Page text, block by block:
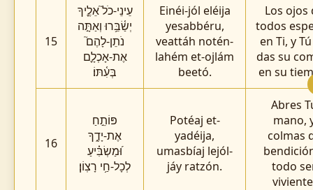
15
עֵינֵי-כֹל֮ אֵלֶ֪יךָ
יְשַׂ֫בֵּ֥רוּ וְאַתָּ֣ה
נֹתֵן-לָהֶם֮
אֶת-אָכְלָ֪ם
בְּעִ֫תּוֹ׃
Einéi-jól eléija
yesabbéru,
veattáh notén-
lahém et-ojlám
beetó.
Los ojos
todos
en Ti, y
das su
en su
16
פּוֹתֵ֣חַ
אֶת-יָדֶ֑ךָ
וּ֝מַשְׂבִּ֗יעַ
לְכָל-חַ֥י רָצֽוֹן׃
Potéaj et-
yadéija,
umasbíaj lejól-
jáy ratzón.
Abres
mano,
colmas
todo